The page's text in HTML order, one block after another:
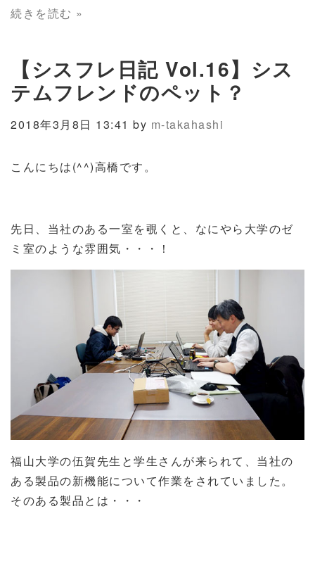
続きを読む »
【シスフレ日記 Vol.16】シス
テムフレンドのペット？
2018年3月8日 13:41 by m-takahashi
こんにちは(^^)高橋です。
先日、当社のある一室を覗くと、なにやら大学のゼ
ミ室のような雰囲気・・・！
福山大学の伍賀先生と学生さんが来られて、当社の
ある製品の新機能について作業をされていました。
そのある製品とは・・・